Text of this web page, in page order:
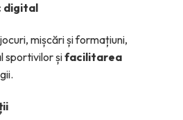
digital
mișcări și formațiuni,
sportivilor șifacilitarea